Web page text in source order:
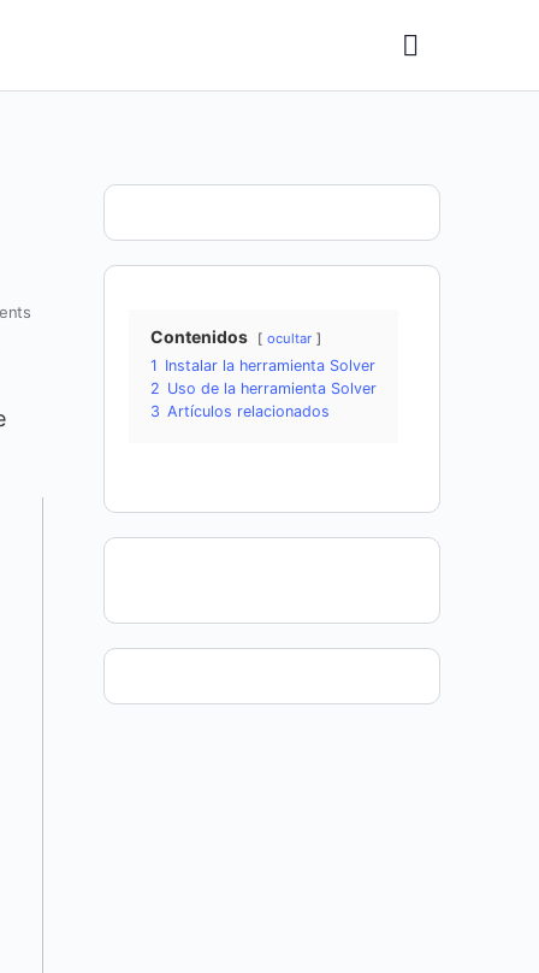
Contenidos ocultar
1 Instalar la herramienta Solver
2 Uso de la herramienta Solver
3 Artículos relacionados